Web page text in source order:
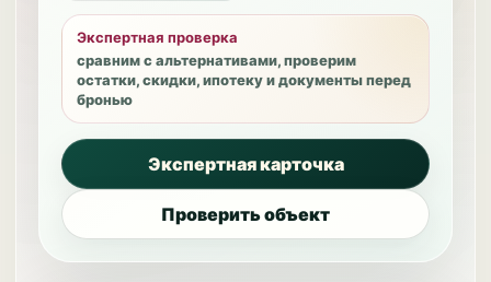
Экспертная проверка
сравним с альтернативами, проверим
остатки, скидки, ипотеку и документы перед
бронью
Экспертная карточка
Проверить объект